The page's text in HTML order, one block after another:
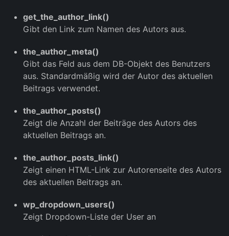
get_the_author_link()
Gibt den Link zum Namen des Autors aus.
the_author_meta()
Gibt das Feld aus dem DB-Objekt des Benutzers
aus. Standardmäßig wird der Autor des aktuellen
Beitrags verwendet.
the_author_posts()
Zeigt die Anzahl der Beiträge des Autors des
aktuellen Beitrags an.
the_author_posts_link()
Zeigt einen HTML-Link zur Autorenseite des Autors
des aktuellen Beitrags an.
wp_dropdown_users()
Zeigt Dropdown-Liste der User an